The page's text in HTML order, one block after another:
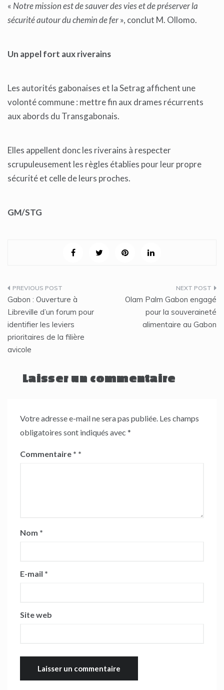
« Notre mission est de sauver des vies et de préserver la
sécurité autour du chemin de fer», conclut M. Ollomo.
Un appel fort aux riverains
Les autorités gabonaises et la Setrag affichent une
volonté commune : mettre fin aux drames récurrents
aux abords du Transgabonais.
Elles appellent donc les riverains à respecter
scrupuleusement les règles établies pour leur propre
sécurité et celle de leurs proches.
GM/STG
Navigation
de
l’article
Gabon : Ouverture à
Libreville d’un forum pour
identifier les leviers
prioritaires de la filière
avicole
Olam Palm Gabon engagé
pour la souveraineté
alimentaire au Gabon
Laisser un commentaire
Votre adresse e-mail ne sera pas publiée. Les champs
obligatoires sont indiqués avec *
Commentaire *
Nom *
E-mail *
Site web